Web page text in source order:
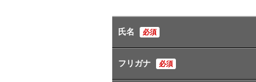
氏名 必須
フリガナ 必須